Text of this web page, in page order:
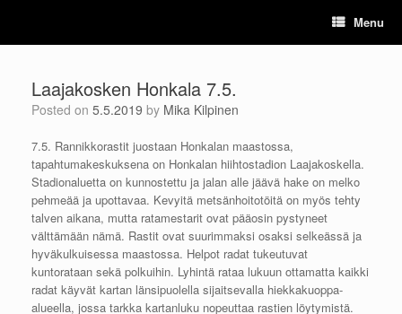
content
Menu
Laajakosken Honkala 7.5.
Posted on 5.5.2019 by Mika Kilpinen
7.5. Rannikkorastit juostaan Honkalan maastossa,
tapahtumakeskuksena on Honkalan hiihtostadion Laajakoskella.
Stadionaluetta on kunnostettu ja jalan alle jäävä hake on melko
pehmeää ja upottavaa. Kevyitä metsänhoitotöitä on myös tehty
talven aikana, mutta ratamestarit ovat pääosin pystyneet
välttämään nämä. Rastit ovat suurimmaksi osaksi selkeässä ja
hyväkulkuisessa maastossa. Helpot radat tukeutuvat
kuntorataan sekä polkuihin. Lyhintä rataa lukuun ottamatta kaikki
radat käyvät kartan länsipuolella sijaitsevalla hiekkakuoppa-
alueella, jossa tarkka kartanluku nopeuttaa rastien löytymistä.